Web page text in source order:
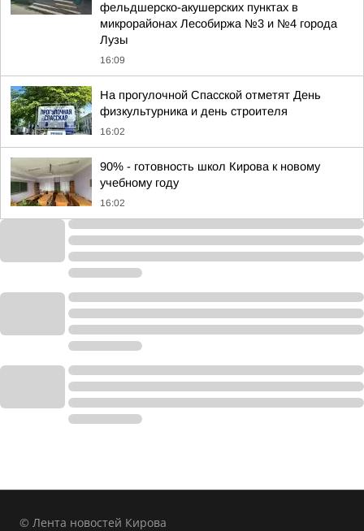
фельдшерско-акушерских пунктах в
микрорайонах Лесобиржа №3 и №4 города
Лузы
16:09
На прогулочной Спасской отметят День
физкультурника и день строителя
16:02
90% - готовность школ Кирова к новому
учебному году
16:02
© Лента новостей Кирова